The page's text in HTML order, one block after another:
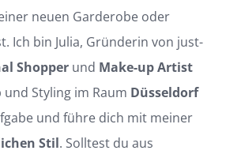
neuen Garderobe oder
Ich bin Julia, Gründerin von just-
Shopper und Make-up Artist
Styling im Raum Düsseldorf
und führe dich mit meiner
Stil. Solltest du aus